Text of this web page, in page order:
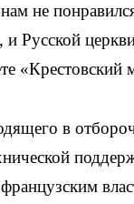
не
и Русской
«Крестовский
в